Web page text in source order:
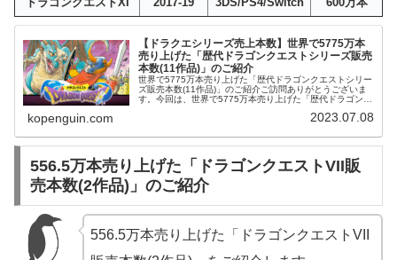
【ドラクエシリーズ売上本数】世界で5775万本
売り上げた「歴代ドラゴンクエストシリーズ販売
本数(11作品)」のご紹介
世界で5775万本売り上げた「歴代ドラゴンクエストシリー
ズ販売本数(11作品)」のご紹介ご訪問ありがとうございま
す。今回は、世界で5775万本売り上げた「歴代ドラゴンク
kopenguin.com 2023.07.08
556.5万本売り上げた「ドラゴンクエストVII販
売本数(2作品)」のご紹介
556.5万本売り上げた「ドラゴンクエストVII